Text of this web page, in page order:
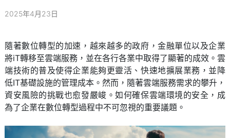
2025年4月23日
隨著數位轉型的加速，越來越多的政府，金融單位以及企業
將iT轉移至雲端服務，並在各行各業中取得了顯著的成效。雲
端技術的普及使得企業能夠更靈活、快速地擴展業務，並降
低IT基礎設施的管理成本。然而，隨著雲端服務需求的攀升，
資安風險的挑戰也愈發嚴峻。如何確保雲端環境的安全，成
為了企業在數位轉型過程中不可忽視的重要議題。